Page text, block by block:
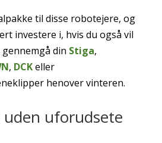
til disse robotejere, og
investere i, hvis du også vil
din Stiga,
, DCKeller
henover vinteren.
uden uforudsete